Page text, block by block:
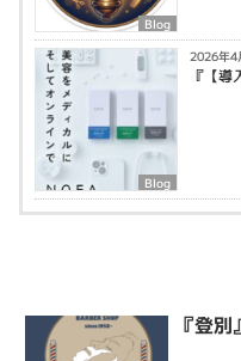
Blog
Blog
2026年4
『【導
『登別